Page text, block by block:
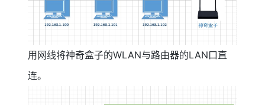
用网线将神奇盒子的WLAN与路由器的LAN口直
连。